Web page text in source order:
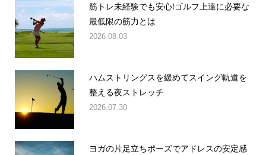
筋トレ未経験でも安心!ゴルフ上達に必要な
最低限の筋力とは
2026.08.03
ハムストリングスを緩めてスイング軌道を
整える夜ストレッチ
2026.07.30
ヨガの片足立ちポーズでアドレスの安定感